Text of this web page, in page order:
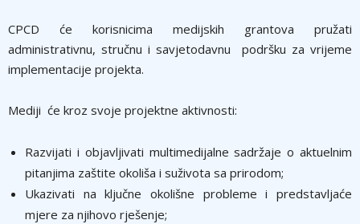
CPCD će korisnicima medijskih grantova pružati
administrativnu, stručnu i savjetodavnu podršku za vrijeme
implementacije projekta.
Mediji će kroz svoje projektne aktivnosti:
Razvijati i objavljivati multimedijalne sadržaje o aktuelnim
pitanjima zaštite okoliša i suživota sa prirodom;
Ukazivati na ključne okolišne probleme i predstavljaće
mjere za njihovo rješenje;